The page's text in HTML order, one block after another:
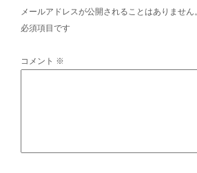
メールアドレスが公開されることはありません。
必須項目です
コメント ※